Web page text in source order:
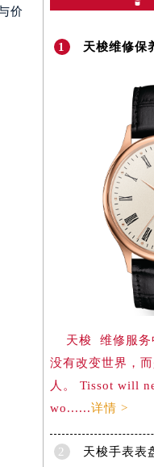
价
1
天梭 维修服务
没有改变世界，
人。 Tissot will
wo......详情 >
2